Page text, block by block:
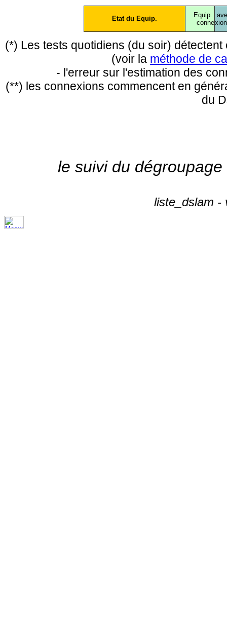
Etat du Equip.
Equip.
conne
(*) Les tests quotidiens (du soir)
(voir la méthode de
- l'erreur sur l'estimation des
(**) les connexions commencent en
du
le suivi du
liste_dslam -